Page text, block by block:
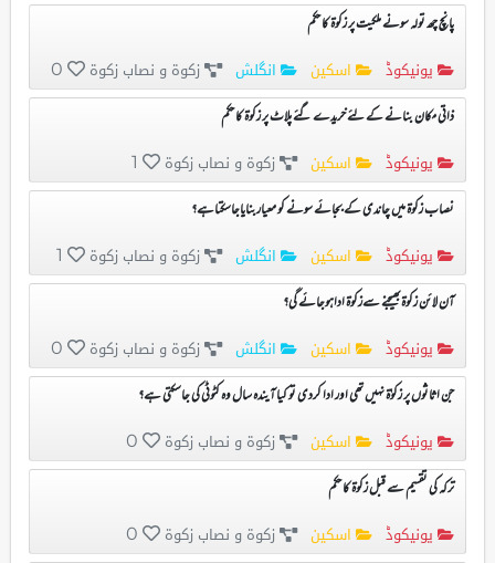
پانچ چھ تولہ سونے ملکیت پر زکوۃ کا حکم
یونیکوڈ اسکین انگلش زکوۃ و نصاب زکوۃ 0
ذاتی مکان بنانے کے لئے خریدے گئے پلاٹ پر زکوۃ کا حکم
یونیکوڈ اسکین زکوۃ و نصاب زکوۃ 1
نصاب زکوۃ میں چاندی کے بجائے سونے کو معیاربنایاجاسکتاہے؟
یونیکوڈ اسکین انگلش زکوۃ و نصاب زکوۃ 1
آن لائن زکوۃبھیجنے سےزکوۃ اداہوجائے گی؟
یونیکوڈ اسکین انگلش زکوۃ و نصاب زکوۃ 0
جن اثاثوں پر زکوٰۃ نہیں تھی اور ادا کردی تو کیا آیندہ سال وہ کٹوٹی کی جاسکتی ہے؟
یونیکوڈ اسکین زکوۃ و نصاب زکوۃ 0
ترکہ کی تقسیم سے قبل زکوۃ کا حکم
یونیکوڈ اسکین زکوۃ و نصاب زکوۃ 0